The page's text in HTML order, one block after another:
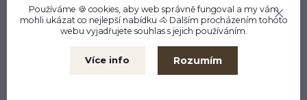
tomu může být u normálních chráničů.
Na vrchní i spodní části chráničů je Flex-Zone, což je
uvolněné místo se zvýšeným množstvím neoprenu, pro
maximální volný pohyb končetiny bez jakéhokoliv tlačení
pevné skořepiny.
Používáme 🍪 cookies, aby web správně fungoval a my vám
mohli ukázat co nejlepší nabídku 🐴 Dalším procházením tohoto
webu vyjadřujete souhlas s jejich používáním.
Více info Rozumím